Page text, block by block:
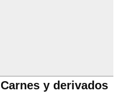
Carnes y derivados